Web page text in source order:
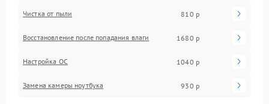
Чистка от пыли 810 р
Восстановление после попадания влаги 1680 р
Настройка ОС 1040 р
Замена камеры ноутбука 930 р